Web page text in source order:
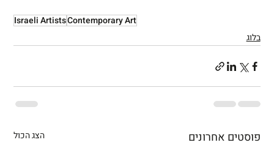
Contemporary Art
Israeli Artists
בלוג
פוסטים אחרונים הצג הכול